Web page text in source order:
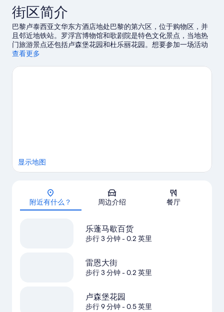
街区简介
巴黎卢泰西亚文华东方酒店地处巴黎的第六区，位于购物区，并
且邻近地铁站。罗浮宫博物馆和歌剧院是特色文化景点，当地热
门旅游景点还包括卢森堡花园和杜乐丽花园。想要参加一场活动
或游戏？来看看法国巴黎雅高竞技场或法兰西体育场都有哪些好
查看更多
地图
显示地图
附近有什么？ 周边介绍 餐厅
乐蓬马歇百货
步行 3 分钟- 0.2 英里
雷恩大街
步行 3 分钟- 0.2 英里
卢森堡花园
步行 9 分钟- 0.5 英里